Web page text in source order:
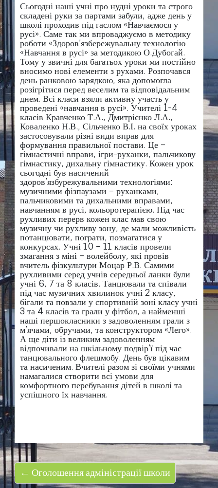
Сьогодні наші учні про нудні уроки та строго
складені руки за партами забули, адже день у
школі проходив під гаслом «Навчаємося у
русі». Саме так ми впроваджуємо в методику
роботи «Здоров’язбережувальну технологію
«Навчання в русі» за методикою О.Дубогай.
Тому у звичні для багатьох уроки ми постійно
вносимо нові елементи з рухами. Розпочався
день ранковою зарядкою, яка допомогла
розігрітися перед веселим та відповідальним
днем. Всі класи взяли активну участь у
проведені «навчання в русі». Учителі 1-4
класів Кравченко Т.А., Дмитрієнко Л.А.,
Коваленко Н.В., Сільченко В.І. на своїх уроках
застосовували різні види вправ для
формування правильної постави. Це –
гімнастичні вправи, ігри-руханки, пальчикову
гімнастику, дихальну гімнастику. Кожен урок
сьогодні був насичений
здоров’язбурежувальними технологіями:
музичними фізпаузами – руханками,
пальчиковими та дихальними вправами,
навчанням в русі, кольоротерапією. Під час
рухливих перерв кожен клас мав свою
музичну чи рухливу зону, де мали можливість
потанцювати, пограти, позмагатися у
конкурсах. Учні 10 – 11 класів провели
змагання з міні – волейболу, які провів
вчитель фізкультури Моцар Р.В. Самими
рухливими серед учнів середньої ланки були
учні 6, 7 та 8 класів. Танцювали та співали
під час музичних хвилинок учні 2 класу,
бігали та повзали у спортивній зоні класу учні
3 та 4 класів та грали у фітбол, а найменші
наші першокласники з задоволенням грали з
м’ячами, обручами, та конструктором «Лего».
А ще діти із великим задоволенням
відпочивали на шкільному подвір’ї під час
танцювального флешмобу. День був цікавим
та насиченим. Вчителі разом зі своїми учнями
намагалися створити всі умови для
комфортного перебування дітей в школі та
успішного їх навчання.
← Оголошення адміністрації школи